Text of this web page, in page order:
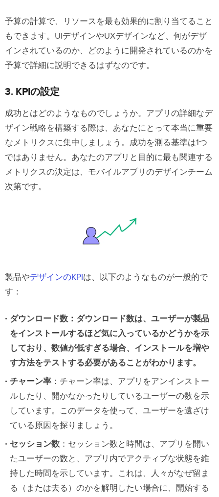
予算の計算で、リソースを最も効果的に割り当てること
もできます。UIデザインやUXデザインなど、何がデザ
インされているのか、どのように開発されているのかを
予算で詳細に説明できるはずなのです。
3. KPIの設定
成功とはどのようなものでしょうか。アプリの詳細なデ
ザイン戦略を構築する際は、あなたにとって本当に重要
なメトリクスに集中しましょう。成功を測る基準は1つ
ではありません。あなたのアプリと目的に最も関連する
メトリクスの決定は、モバイルアプリのデザインチーム
次第です。
製品やデザインのKPIは、以下のようなものが一般的で
す：
ダウンロード数：ダウンロード数は、ユーザーが製品
をインストールするほど気に入っているかどうかを示
しており、数値が低すぎる場合、インストールを増や
す方法をテストする必要があることがわかります。
チャーン率 ：チャーン率は、アプリをアンインストー
ルしたり、開かなかったりしているユーザーの数を示
しています。このデータを使って、ユーザーを遠ざけ
ている原因を探りましょう。
セッション数 ：セッション数と時間は、アプリを開い
たユーザーの数と、アプリ内でアクティブな状態を維
持した時間を示しています。これは、人々がなぜ留ま
る（または去る）のかを解明したい場合に、開始する